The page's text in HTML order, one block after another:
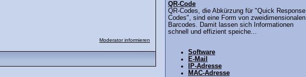
Moderator informieren
QR-Code
QR-Codes, die Abkürzung für "Quick Response
Codes", sind eine Form von zweidimensionalen
Barcodes. Damit lassen sich Informationen
schnell und effizient speiche...
Software
E-Mail
IP-Adresse
MAC-Adresse